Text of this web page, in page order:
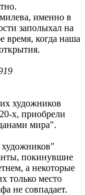
именно в
заполыхал на
время, когда наша
художников
х, приобрели
мира".
покинувшие
а некоторые
только место
не совпадает.